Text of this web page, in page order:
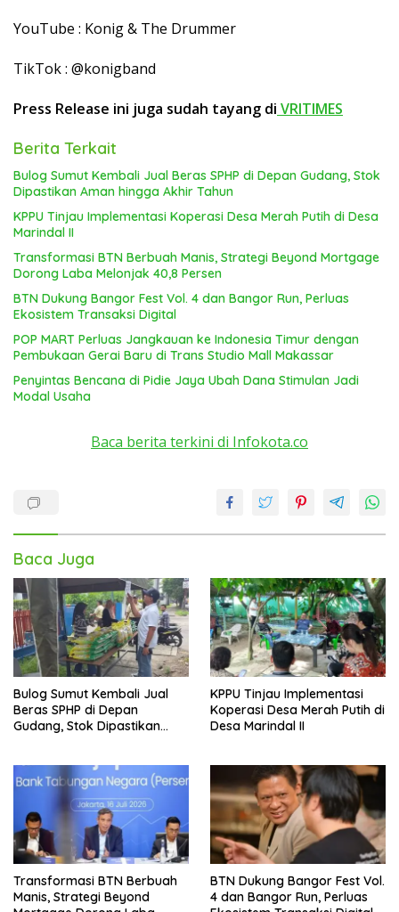
YouTube : Konig & The Drummer
TikTok : @konigband
Press Release ini juga sudah tayang di VRITIMES
Berita Terkait
Bulog Sumut Kembali Jual Beras SPHP di Depan Gudang, Stok
Dipastikan Aman hingga Akhir Tahun
KPPU Tinjau Implementasi Koperasi Desa Merah Putih di Desa
Marindal II
Transformasi BTN Berbuah Manis, Strategi Beyond Mortgage
Dorong Laba Melonjak 40,8 Persen
BTN Dukung Bangor Fest Vol. 4 dan Bangor Run, Perluas
Ekosistem Transaksi Digital
POP MART Perluas Jangkauan ke Indonesia Timur dengan
Pembukaan Gerai Baru di Trans Studio Mall Makassar
Penyintas Bencana di Pidie Jaya Ubah Dana Stimulan Jadi
Modal Usaha
Baca berita terkini di Infokota.co
Baca Juga
Bulog Sumut Kembali Jual
Beras SPHP di Depan
Gudang, Stok Dipastikan
KPPU Tinjau Implementasi
Koperasi Desa Merah Putih di
Desa Marindal II
Transformasi BTN Berbuah
Manis, Strategi Beyond
BTN Dukung Bangor Fest Vol.
4 dan Bangor Run, Perluas